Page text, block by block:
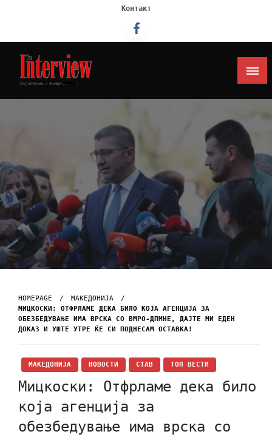
Контакт
Интервју
HOMEPAGE
МАКЕДОНИЈА
МИЦКОСКИ: ОТФРЛАМЕ ДЕКА БИЛО КОЈА АГЕНЦИЈА ЗА
ОБЕЗБЕДУВАЊЕ ИМА ВРСКА СО ВМРО-ДПМНЕ, ДАЈТЕ МИ ЕДЕН
ДОКАЗ И УШТЕ УТРЕ ЌЕ СИ ПОДНЕСАМ ОСТАВКА!
МАКЕДОНИЈА НОВОСТИ СТАВ ТОП ВЕСТИ
Мицкоски: Отфрламе дека било
која агенција за
обезбедување има врска со